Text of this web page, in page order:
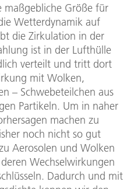
maßgebliche Größe für
Wetterdynamik auf
die Zirkulation in der
ist in der Lufthülle
verteilt und tritt dort
mit Wolken,
– Schwebeteilchen aus
Partikeln. Um in naher
machen zu
noch nicht so gut
Aerosolen und Wolken
Wechselwirkungen
Dadurch und mit